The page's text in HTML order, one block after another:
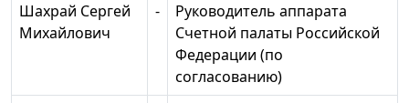
Шахрай Сергей
Михайлович
-
Руководитель аппарата
Счетной палаты Российской
Федерации (по
согласованию)